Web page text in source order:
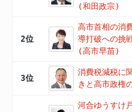
(和田政宗)
2位
高市首相の消
導打破への挑
(高市早苗)
3位
消費税減税に
きと高市政権
河合ゆうすけ